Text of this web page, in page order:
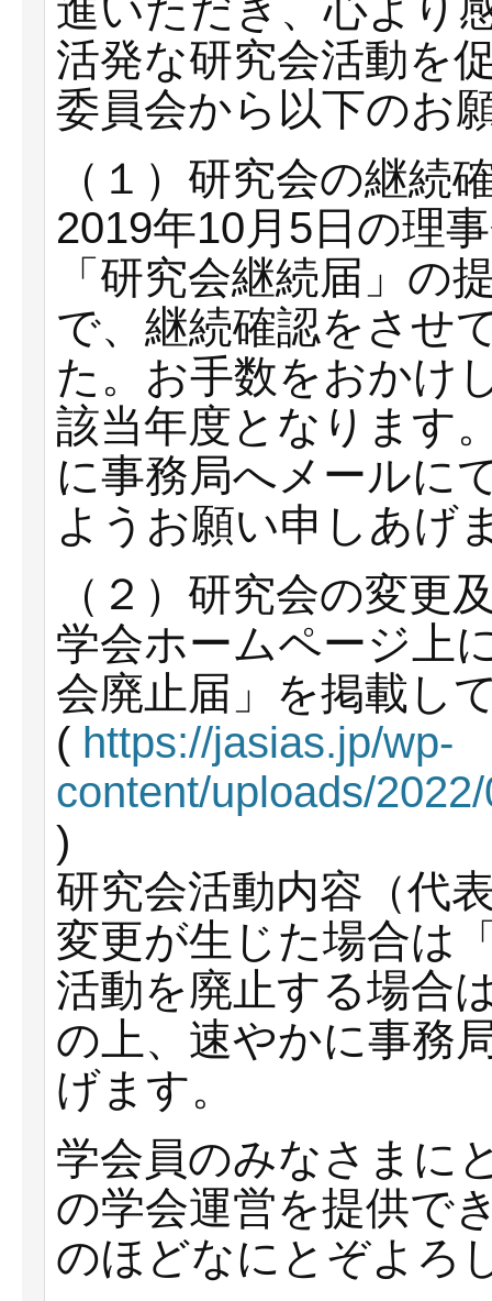
進いただき、心より
活発な研究会活動を
委員会から以下のお
（１）研究会の継続
2019年10月5日の理
「研究会継続届」の
で、継続確認をさせ
た。お手数をおかけ
該当年度となります
に事務局へメールに
ようお願い申しあげ
（２）研究会の変更
学会ホームページ上
会廃止届」を掲載し
( https://jasias.jp/wp-
content/uploads/
)
研究会活動内容（代
変更が生じた場合は
活動を廃止する場合
の上、速やかに事務
げます。
学会員のみなさまに
の学会運営を提供で
のほどなにとぞよろ